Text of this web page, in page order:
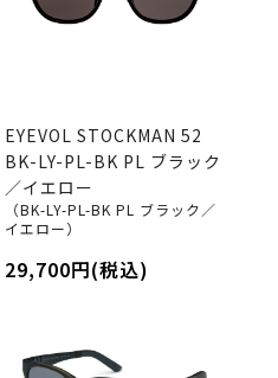
EYEVOL STOCKMAN 52
BK-LY-PL-BK PL ブラック
／イエロー
（BK-LY-PL-BK PL ブラック／
イエロー）
29,700円(税込)